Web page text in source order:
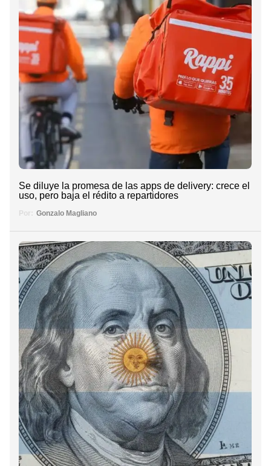
Se diluye la promesa de las apps de delivery: crece el
uso, pero baja el rédito a repartidores
Por: Gonzalo Magliano